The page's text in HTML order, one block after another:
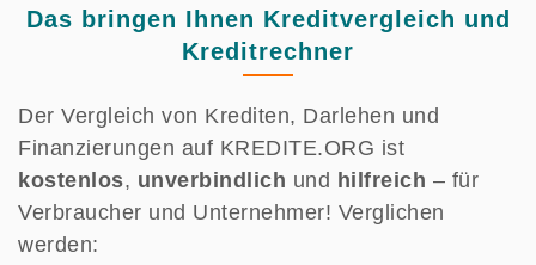
Das bringen Ihnen Kreditvergleich und
Kreditrechner
Der Vergleich von Krediten, Darlehen und
Finanzierungen auf KREDITE.ORG ist
kostenlos, unverbindlich und hilfreich – für
Verbraucher und Unternehmer! Verglichen
werden: